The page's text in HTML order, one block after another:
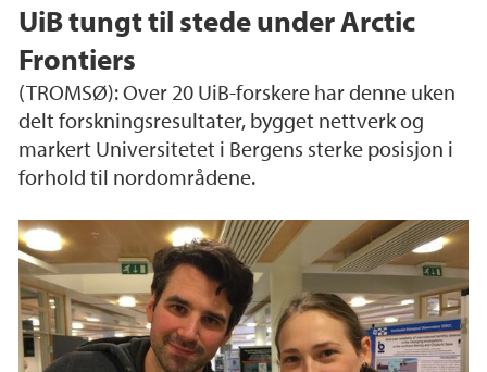
UiB tungt til stede under Arctic
Frontiers
(TROMSØ): Over 20 UiB-forskere har denne uken
delt forskningsresultater, bygget nettverk og
markert Universitetet i Bergens sterke posisjon i
forhold til nordområdene.